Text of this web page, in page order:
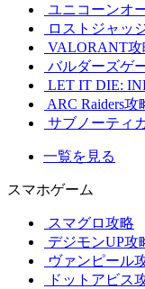
ユニコーンオ
ロストジャッ
VALORANT攻
バルダーズゲ
LET IT DIE:
ARC Raiders攻
サブノーティ
一覧を見る
スマホゲーム
スマグロ攻略
デジモンUP攻
ヴァンピール
ドットアビス